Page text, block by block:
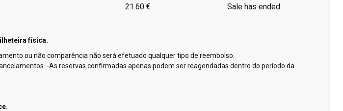
21.60 € Sale has ended
física.
ou não comparência não será efetuado qualquer tipo de reembolso.
-As reservas confirmadas apenas podem ser reagendadas dentro do período da